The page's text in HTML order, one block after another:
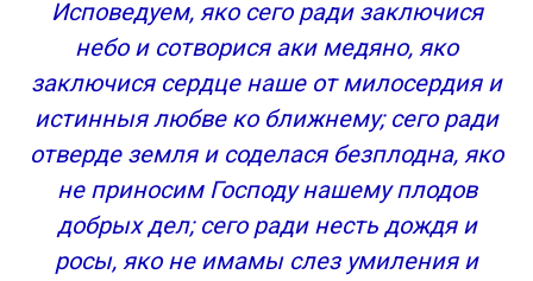
Исповедуем, яко сего ради заключися
небо и сотворися аки медяно, яко
заключися сердце наше от милосердия и
истинныя любве ко ближнему; сего ради
отверде земля и соделася безплодна, яко
не приносим Господу нашему плодов
добрых дел; сего ради несть дождя и
росы, яко не имамы слез умиления и